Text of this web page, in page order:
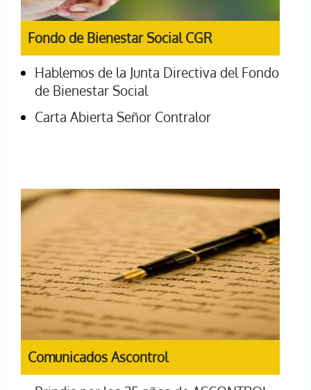
Fondo de Bienestar Social CGR
Hablemos de la Junta Directiva del Fondo
de Bienestar Social
Carta Abierta Señor Contralor
Comunicados Ascontrol